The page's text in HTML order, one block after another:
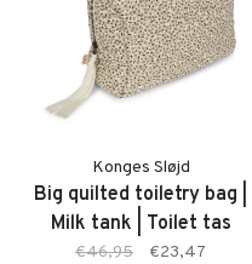
Konges Sløjd
Big quilted toiletry bag |
Milk tank | Toilet tas
€46,95 €23,47